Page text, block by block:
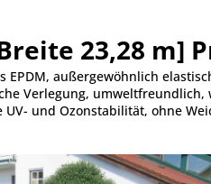
23,28 m]
außergewöhnlich
Verlegung,
UV- und Ozonstabilität, ohne